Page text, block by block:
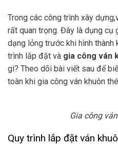
Trong các công trình xây
rất quan trọng. Đây là dụng cụ
dạng lỏng trước khi hình thành
trình lắp đặt và gia công ván
gì? Theo dõi bài viết sau để
toàn khi gia công ván khuôn
Gia công
Quy trình lắp đặt ván